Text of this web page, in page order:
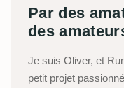
Par des
des
Je suis Oliver, et
petit projet